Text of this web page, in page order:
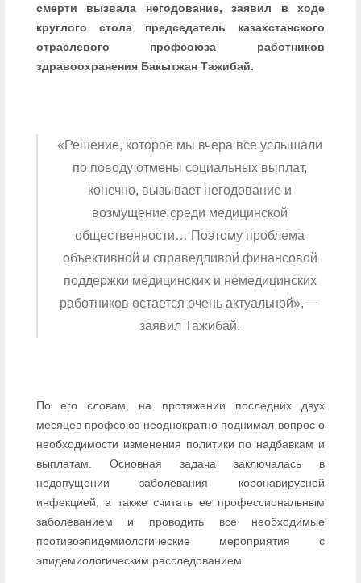
смерти вызвала негодование, заявил в ходе
круглого стола председатель казахстанского
отраслевого профсоюза работников
здравоохранения Бакытжан Тажибай.
«Решение, которое мы вчера все услышали
по поводу отмены социальных выплат,
конечно, вызывает негодование и
возмущение среди медицинской
общественности… Поэтому проблема
объективной и справедливой финансовой
поддержки медицинских и немедицинских
работников остается очень актуальной», —
заявил Тажибай.
По его словам, на протяжении последних двух
месяцев профсоюз неоднократно поднимал вопрос о
необходимости изменения политики по надбавкам и
выплатам. Основная задача заключалась в
недопущении заболевания коронавирусной
инфекцией, а также считать ее профессиональным
заболеванием и проводить все необходимые
противоэпидемиологические мероприятия с
эпидемиологическим расследованием.